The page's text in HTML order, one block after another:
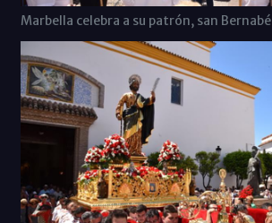
Marbella celebra a su patrón, san Bernabé